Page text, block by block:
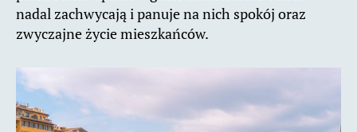
nadal zachwycają i panuje na nich spokój oraz
zwyczajne życie mieszkańców.